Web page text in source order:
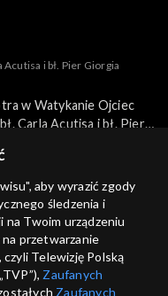
i bł. Pier Giorgia
w Watykanie Ojciec
Carla Acutisa i bł. Pier
aby wyrazić zgody
śledzenia i
na Twoim urządzeniu
przetwarzanie
Telewizję Polską
Zaufanych
Zaufanych